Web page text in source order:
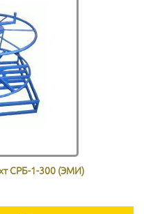
СРБ-1-300 (ЭМИ)